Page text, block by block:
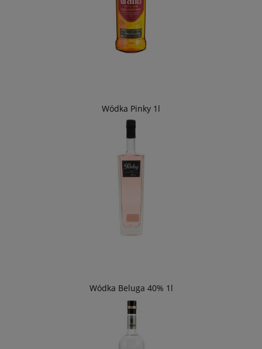
Wódka Pinky 1l
Wódka Beluga 40% 1l